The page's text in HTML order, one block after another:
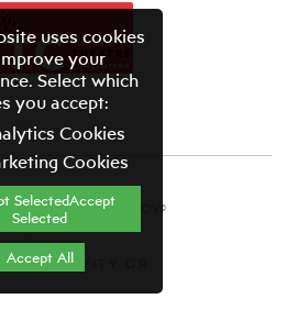
ΟΡΓΑΝΙΣΜΟΣ ΚΥΠΡΟΥ©
& Προϋποθέσεις
BY GRAVITY.GR
uses cookies
your
Select which
you accept:
Cookies
Cookies
SelectedAccept
Selected
Accept All